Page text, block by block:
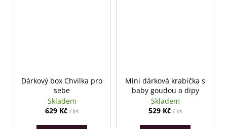
Dárkový box Chvilka pro
sebe
Skladem
629 Kč / ks
Mini dárková krabička s
baby goudou a dipy
Skladem
529 Kč / ks